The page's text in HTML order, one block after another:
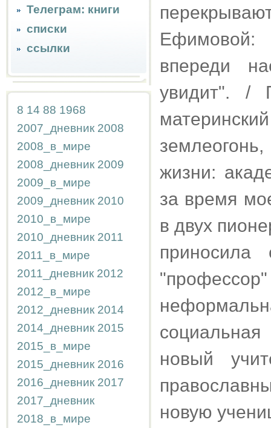
Телеграм: книги
списки
ссылки
8 14 88 1968
2007_дневник 2008
2008_в_мире
2008_дневник 2009
2009_в_мире
2009_дневник 2010
2010_в_мире
2010_дневник 2011
2011_в_мире
2011_дневник 2012
2012_в_мире
2012_дневник 2014
2014_дневник 2015
2015_в_мире
2015_дневник 2016
2016_дневник 2017
2017_дневник
2018_в_мире
Ефимовой:
впереди
увидит". /
жизни:
за время
в двух
новый
новую